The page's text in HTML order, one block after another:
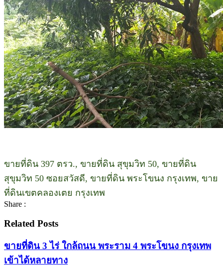
ขายที่ดิน 397 ตรว., ขายที่ดิน สุขุมวิท 50, ขายที่ดิน
สุขุมวิท 50 ซอยสวัสดี, ขายที่ดิน พระโขนง กรุงเทพ, ขาย
ที่ดินเขตคลองเตย กรุงเทพ
Share :
Related Posts
ขายที่ดิน 3 ไร่ ใกล้ถนน พระราม 4 พระโขนง กรุงเทพ
เข้าได้หลายทาง